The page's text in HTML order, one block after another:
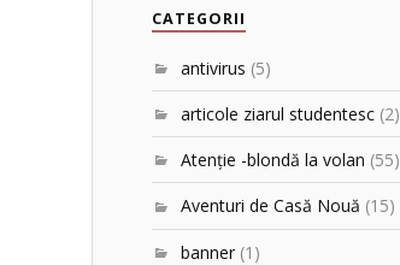
CATEGORII
antivirus (5)
articole ziarul studentesc (2)
Atenţie -blondă la volan (55)
Aventuri de Casă Nouă (15)
banner (1)